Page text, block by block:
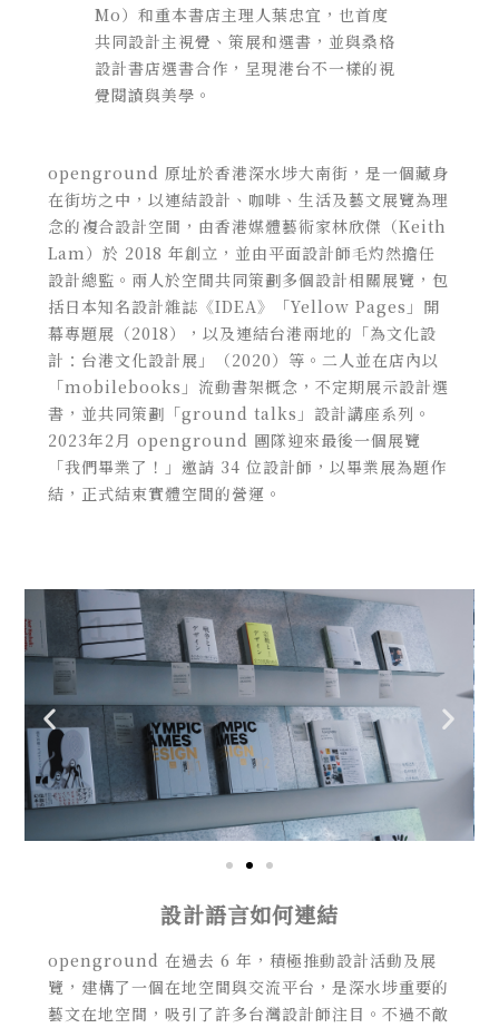
Mo）和重本書店主理人葉忠宜，也首度
共同設計主視覺、策展和選書，並與桑格
設計書店選書合作，呈現港台不一樣的視
覺閱讀與美學。
openground 原址於香港深水埗大南街，是一個藏身
在街坊之中，以連結設計、咖啡、生活及藝文展覽為理
念的複合設計空間，由香港媒體藝術家林欣傑（Keith
Lam）於 2018 年創立，並由平面設計師毛灼然擔任
設計總監。兩人於空間共同策劃多個設計相關展覽，包
括日本知名設計雜誌《IDEA》「Yellow Pages」開
幕專題展（2018），以及連結台港兩地的「為文化設
計：台港文化設計展」（2020）等。二人並在店內以
「mobilebooks」流動書架概念，不定期展示設計選
書，並共同策劃「ground talks」設計講座系列。
2023年2月 openground 團隊迎來最後一個展覽
「我們畢業了！」邀請 34 位設計師，以畢業展為題作
結，正式結束實體空間的營運。
設計語言如何連結
openground 在過去 6 年，積極推動設計活動及展
覽，建構了一個在地空間與交流平台，是深水埗重要的
藝文在地空間，吸引了許多台灣設計師注目。不過不敵